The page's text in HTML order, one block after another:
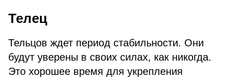
Телец
Тельцов ждет период стабильности. Они
будут уверены в своих силах, как никогда.
Это хорошее время для укрепления